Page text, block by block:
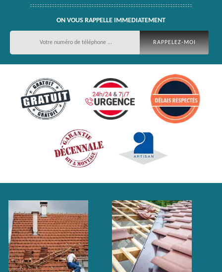
ON VOUS RAPPELLE IMMEDIATEMENT